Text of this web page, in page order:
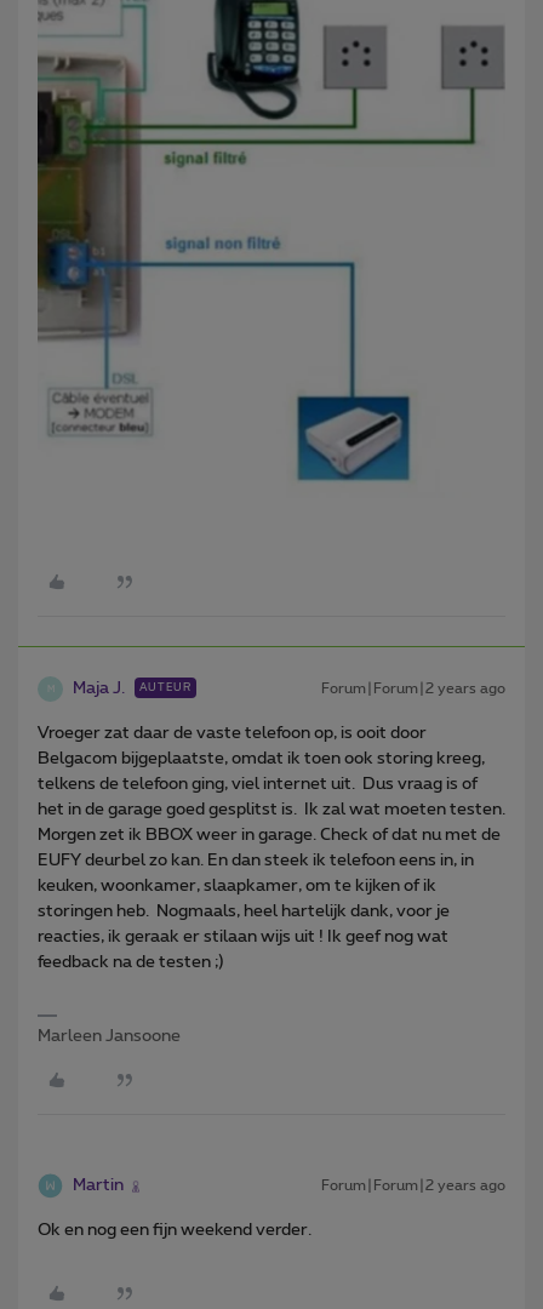
M Maja J. AUTEUR Forum|Forum|2 years ago
Vroeger zat daar de vaste telefoon op, is ooit door
Belgacom bijgeplaatste, omdat ik toen ook storing kreeg,
telkens de telefoon ging, viel internet uit. Dus vraag is of
het in de garage goed gesplitst is. Ik zal wat moeten testen.
Morgen zet ik BBOX weer in garage. Check of dat nu met de
EUFY deurbel zo kan. En dan steek ik telefoon eens in, in
keuken, woonkamer, slaapkamer, om te kijken of ik
storingen heb. Nogmaals, heel hartelijk dank, voor je
reacties, ik geraak er stilaan wijs uit ! Ik geef nog wat
feedback na de testen ;)
Marleen Jansoone
Martin Forum|Forum|2 years ago
Ok en nog een fijn weekend verder.